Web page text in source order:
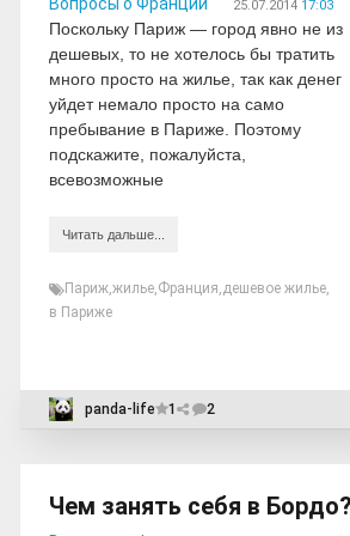
25.07.2014 17:03
Поскольку Париж — город явно не из
дешевых, то не хотелось бы тратить
много просто на жилье, так как денег
уйдет немало просто на само
пребывание в Париже. Поэтому
подскажите, пожалуйста,
всевозможные
Читать дальше...
Париж,жилье,Франция,дешевое жилье,
в Париже
panda-life 1 2
Чем занять себя в